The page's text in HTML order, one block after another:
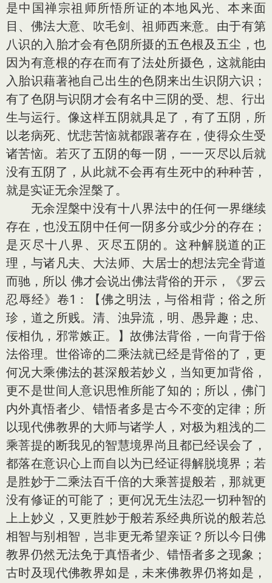
是中国禅宗祖师所悟所证的本地风光、本来面
目、佛法大意、吹毛剑、祖师西来意。由于有第
八识的入胎才会有色阴所摄的五色根及五尘，也
因为有意根的存在而有了法处所摄色，这就能由
入胎识藉著祂自己出生的色阴来出生识阴六识；
有了色阴与识阴才会有名中三阴的受、想、行出
生与运行。像这样五阴就具足了，有了五阴，所
以老病死、忧悲苦恼就都跟著存在，使得众生受
诸苦恼。若灭了五阴的每一阴，一一灭尽以后就
没有五阴了，从此就不会再有生死中的种种苦，
就是实证无余涅槃了。
无余涅槃中没有十八界法中的任何一界继续
存在，也没五阴中任何一阴多分或少分的存在；
是灭尽十八界、灭尽五阴的。这种解脱道的正
理，与诸凡夫、大法师、大居士的想法完全背道
而驰，所以 佛才会说出佛法背俗的开示，《罗云
忍辱经》卷1：【佛之明法，与俗相背；俗之所
珍，道之所贱。清、浊异流，明、愚异趣；忠、
佞相仇，邪常嫉正。】故佛法背俗，一向背于俗
法俗理。世俗谛的二乘法就已经是背俗的了，更
何况大乘佛法的甚深般若妙义，当知更加背俗，
更不是世间人意识思惟所能了知的；所以，佛门
内外真悟者少、错悟者多是古今不变的定律；所
以现代佛教界的大师与诸学人，对极为粗浅的二
乘菩提的断我见的智慧境界尚且都已经误会了，
都落在意识心上而自以为已经证得解脱境界；若
是胜妙于二乘法百千倍的大乘菩提般若，那就更
没有修证的可能了；更何况无生法忍一切种智的
上上妙义，又更胜妙于般若系经典所说的般若总
相智与别相智，岂非更无希望亲证？所以今日佛
教界仍然无法免于真悟者少、错悟者多之现象；
古时及现代佛教界如是，未来佛教界仍将如是，